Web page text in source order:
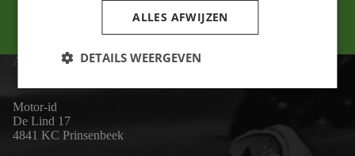
ADRES
Motor-id
De Lind 17
4841 KC Prinsenbeek
ALLES AFWIJZEN
DETAILS WEERGEVEN